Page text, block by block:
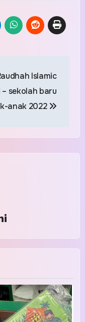
Islamic
sekolah baru
anak 2022